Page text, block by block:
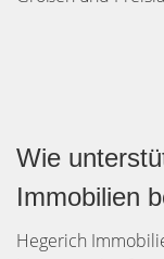
Wie
Immobilien
Hegerich